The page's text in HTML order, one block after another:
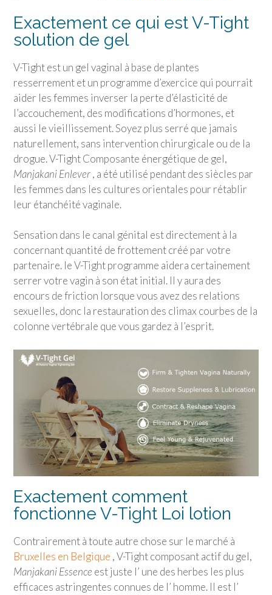
Exactement ce qui est V-Tight
solution de gel
V-Tight est un gel vaginal à base de plantes
resserrement et un programme d’exercice qui pourrait
aider les femmes inverser la perte d’élasticité de
l’accouchement, des modifications d’hormones, et
aussi le vieillissement. Soyez plus serré que jamais
naturellement, sans intervention chirurgicale ou de la
drogue. V-Tight Composante énergétique de gel,
Manjakani Enlever, a été utilisé pendant des siècles par
les femmes dans les cultures orientales pour rétablir
leur étanchéité vaginale.
Sensation dans le canal génital est directement à la
concernant quantité de frottement créé par votre
partenaire. le V-Tight programme aidera certainement
serrer votre vagin à son état initial. Il y aura des
encours de friction lorsque vous avez des relations
sexuelles, donc la restauration des climax courbes de la
colonne vertébrale que vous gardez à l’esprit.
Exactement comment
fonctionne V-Tight Loi lotion
Contrairement à toute autre chose sur le marché à
Bruxelles en Belgique , V-Tight composant actif du gel,
Manjakani Essence est juste l’ une des herbes les plus
efficaces astringentes connues de l’ homme. Il est l’